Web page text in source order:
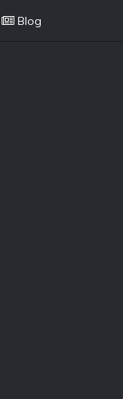
Blog